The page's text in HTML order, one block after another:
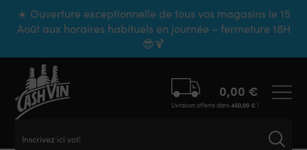
☀️ Ouverture exceptionnelle de tous vos magasins le 15
Août aux horaires habituels en journée – fermeture 18H
😎🍹
Inscrivez ici votre
0,00 €
Livraison offerte dans450,00 €!
Panneau de gestion des cookies